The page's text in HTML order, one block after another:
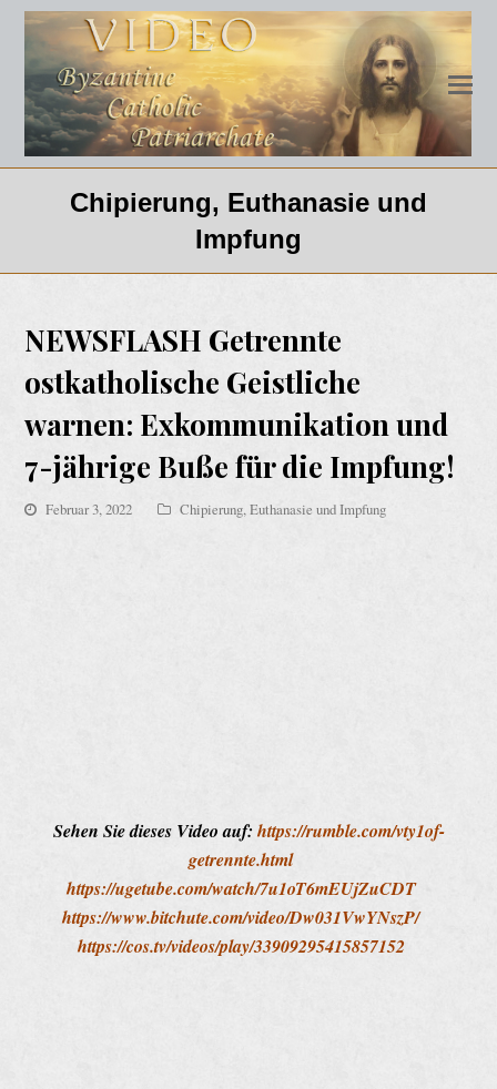
Chipierung, Euthanasie und
Impfung
NEWSFLASH Getrennte
ostkatholische Geistliche
warnen: Exkommunikation und
7-jährige Buße für die Impfung!
Februar 3, 2022 Chipierung, Euthanasie und Impfung
Sehen Sie dieses Video auf:https://rumble.com/vty1of-
getrennte.html
https://ugetube.com/watch/7u1oT6mEUjZuCDT
https://www.bitchute.com/video/Dw031VwYNszP/
https://cos.tv/videos/play/33909295415857152